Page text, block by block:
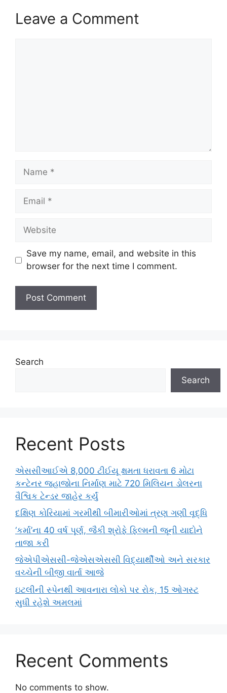
Leave a Comment
Name
Email
Website
Save my name, email, and website in this
browser for the next time I comment.
Search
Search
Recent Posts
એસસીઆઈએ 8,000 ટીઈયૂ ક્ષમતા ધરાવતા 6 મોટા
કન્ટેનર જહાજોના નિર્માણ માટે 720 મિલિયન ડોલરના
વૈશ્વિક ટેન્ડર જાહેર કર્યું
દક્ષિણ કોરિયામાં ગરમીથી બીમારીઓમાં ત્રણ ગણી વૃદ્ધિ
‘કર્મા’ના 40 વર્ષ પૂર્ણ, જૈકી શ્રોફે ફિલ્મની જૂની યાદોને
તાજા કરી
જેએપીએસસી-જેએસએસસી વિદ્યાર્થીઓ અને સરકાર
વચ્ચેની બીજી વાર્તા આજે
ઇટલીની સ્પેનથી આવનારા લોકો પર રોક, 15 ઓગસ્ટ
સુધી રહેશે અમલમાં
Recent Comments
No comments to show.